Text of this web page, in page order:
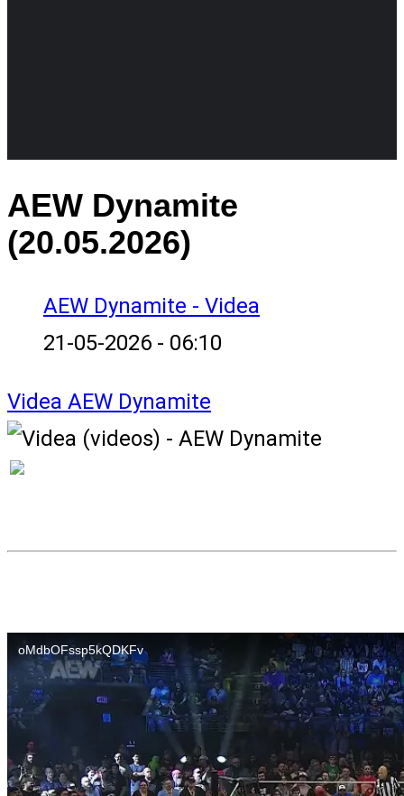
AEW Dynamite
(20.05.2026)
AEW Dynamite - Videa
21-05-2026 - 06:10
Videa AEW Dynamite